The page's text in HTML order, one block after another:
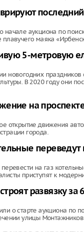
аукциона по
маяка
5-метровую
новогодних
В 2020 году они
на
открытие движения
города.
переведут
перевести на газ
приступят к
развязку за
о старте аукциона по
улицы